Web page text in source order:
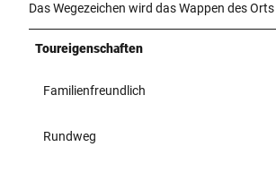
Das Wegezeichen wird das Wappen des
Toureigenschaften
Familienfreundlich
Rundweg